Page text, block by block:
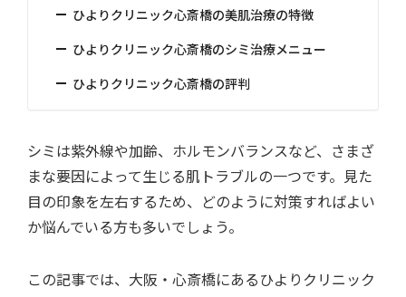
ひよりクリニック心斎橋の美肌治療の特徴
ひよりクリニック心斎橋のシミ治療メニュー
ひよりクリニック心斎橋の評判
シミは紫外線や加齢、ホルモンバランスなど、さまざ
まな要因によって生じる肌トラブルの一つです。見た
目の印象を左右するため、どのように対策すればよい
か悩んでいる方も多いでしょう。
この記事では、大阪・心斎橋にあるひよりクリニック